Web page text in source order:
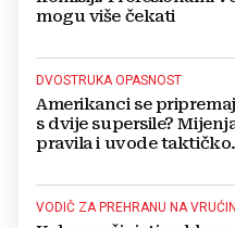
mogu više čekati
DVOSTRUKA OPASNOST
Amerikanci se
s dvije supersile?
pravila i uvode taktičko
VODIČ ZA PREHRANU NA